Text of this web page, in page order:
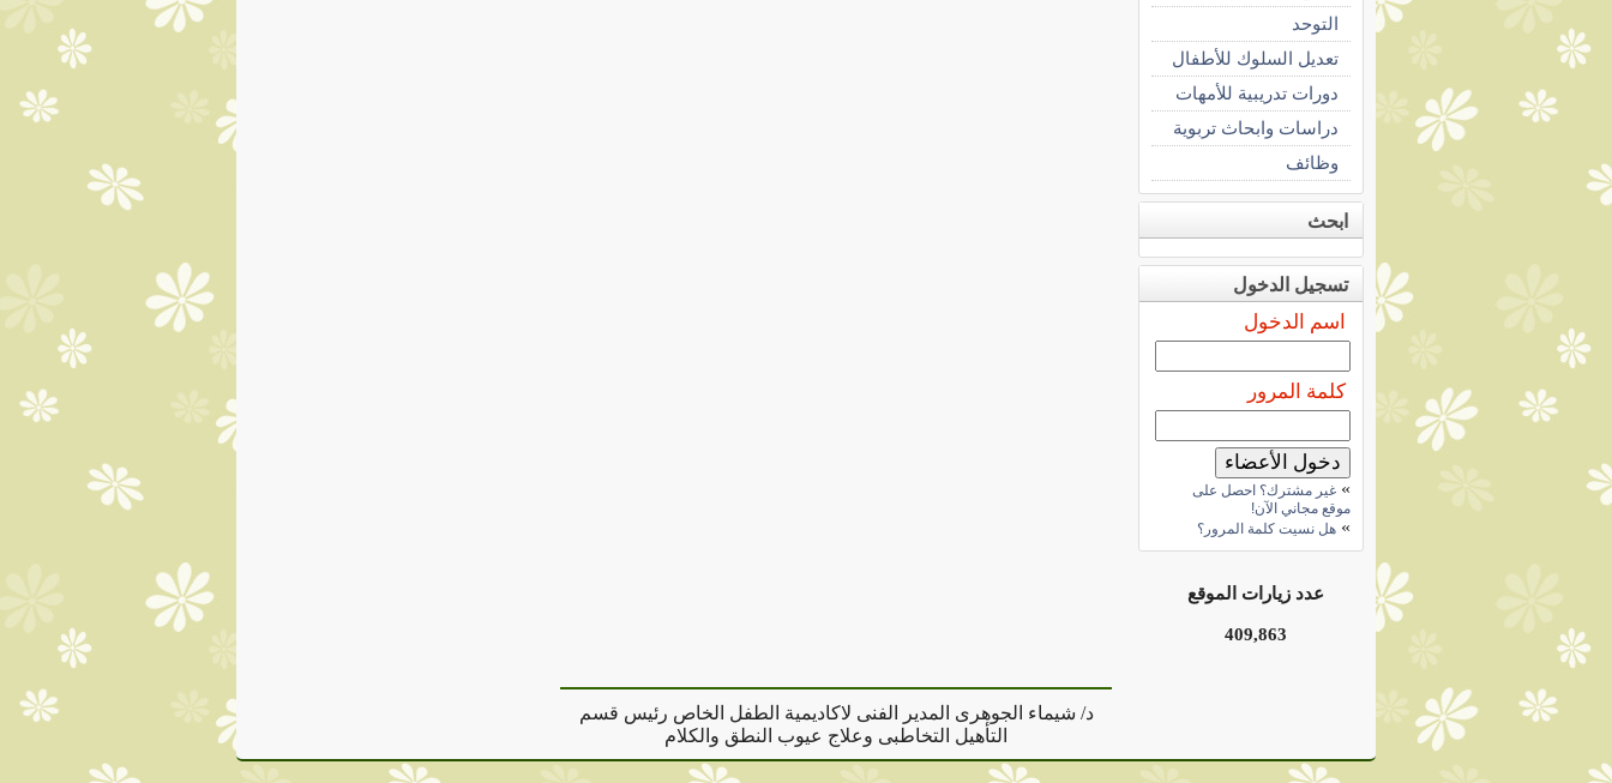
التوحد
تعديل السلوك للأطفال
دورات تدريبية للأمهات
دراسات وابحاث تربوية
وظائف
ابحث
تسجيل الدخول
اسم الدخول
كلمة المرور
» غير مشترك؟ احصل على
موقع مجاني الآن!
» هل نسيت كلمة المرور؟
عدد زيارات الموقع
409,863
د/ شيماء الجوهرى المدير الفنى لاكاديمية الطفل الخاص رئيس قسم
التأهيل التخاطبى وعلاج عيوب النطق والكلام